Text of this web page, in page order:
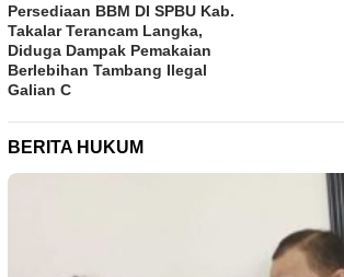
Persediaan BBM DI SPBU Kab.
Takalar Terancam Langka,
Diduga Dampak Pemakaian
Berlebihan Tambang Ilegal
Galian C
BERITA HUKUM